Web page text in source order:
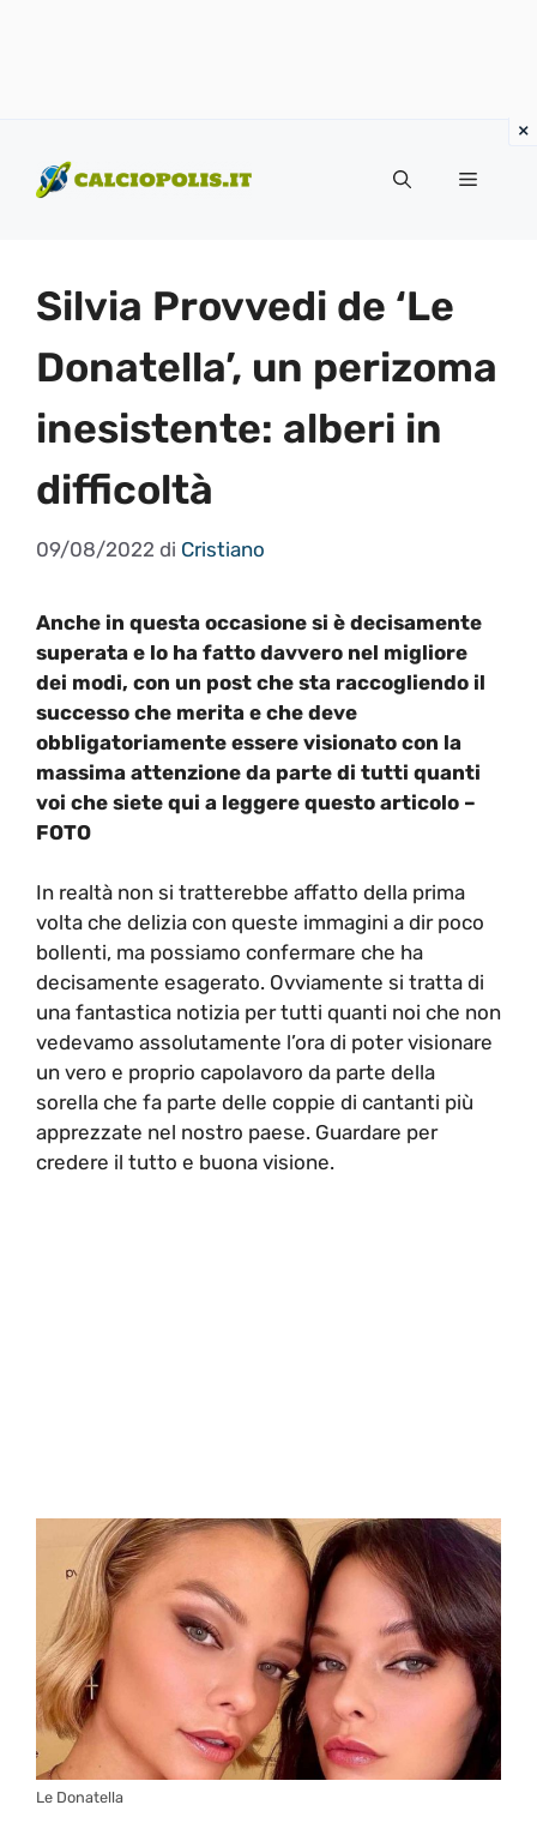
contenuto
Menu
Silvia Provvedi de ‘Le
Donatella’, un perizoma
inesistente: alberi in
difficoltà
09/08/2022 di Cristiano
Anche in questa occasione si è decisamente
superata e lo ha fatto davvero nel migliore
dei modi, con un post che sta raccogliendo il
successo che merita e che deve
obbligatoriamente essere visionato con la
massima attenzione da parte di tutti quanti
voi che siete qui a leggere questo articolo –
FOTO
In realtà non si tratterebbe affatto della prima
volta che delizia con queste immagini a dir poco
bollenti, ma possiamo confermare che ha
decisamente esagerato. Ovviamente si tratta di
una fantastica notizia per tutti quanti noi che non
vedevamo assolutamente l’ora di poter visionare
un vero e proprio capolavoro da parte della
sorella che fa parte delle coppie di cantanti più
apprezzate nel nostro paese. Guardare per
credere il tutto e buona visione.
Le Donatella